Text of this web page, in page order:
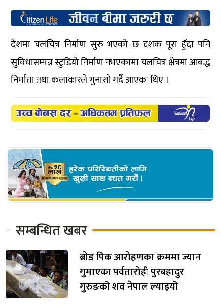
देशमा चलचित्र निर्माण सुरु भएको छ दशक पूरा हुँदा पनि
सुविधासम्पन्न स्टुडियो निर्माण नभएकामा चलचित्र क्षेत्रमा आबद्ध
निर्माता तथा कलाकारले गुनासो गर्दै आएका थिए ।
सम्बन्धित खबर
ब्रोड पिक आरोहणका क्रममा ज्यान
गुमाएका पर्वतारोही पुरबहादुर
गुरुङको शव नेपाल ल्याइयो